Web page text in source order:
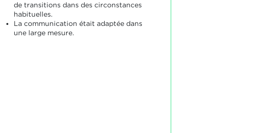
de transitions dans des circonstances
habituelles.
La communication était adaptée dans
une large mesure.